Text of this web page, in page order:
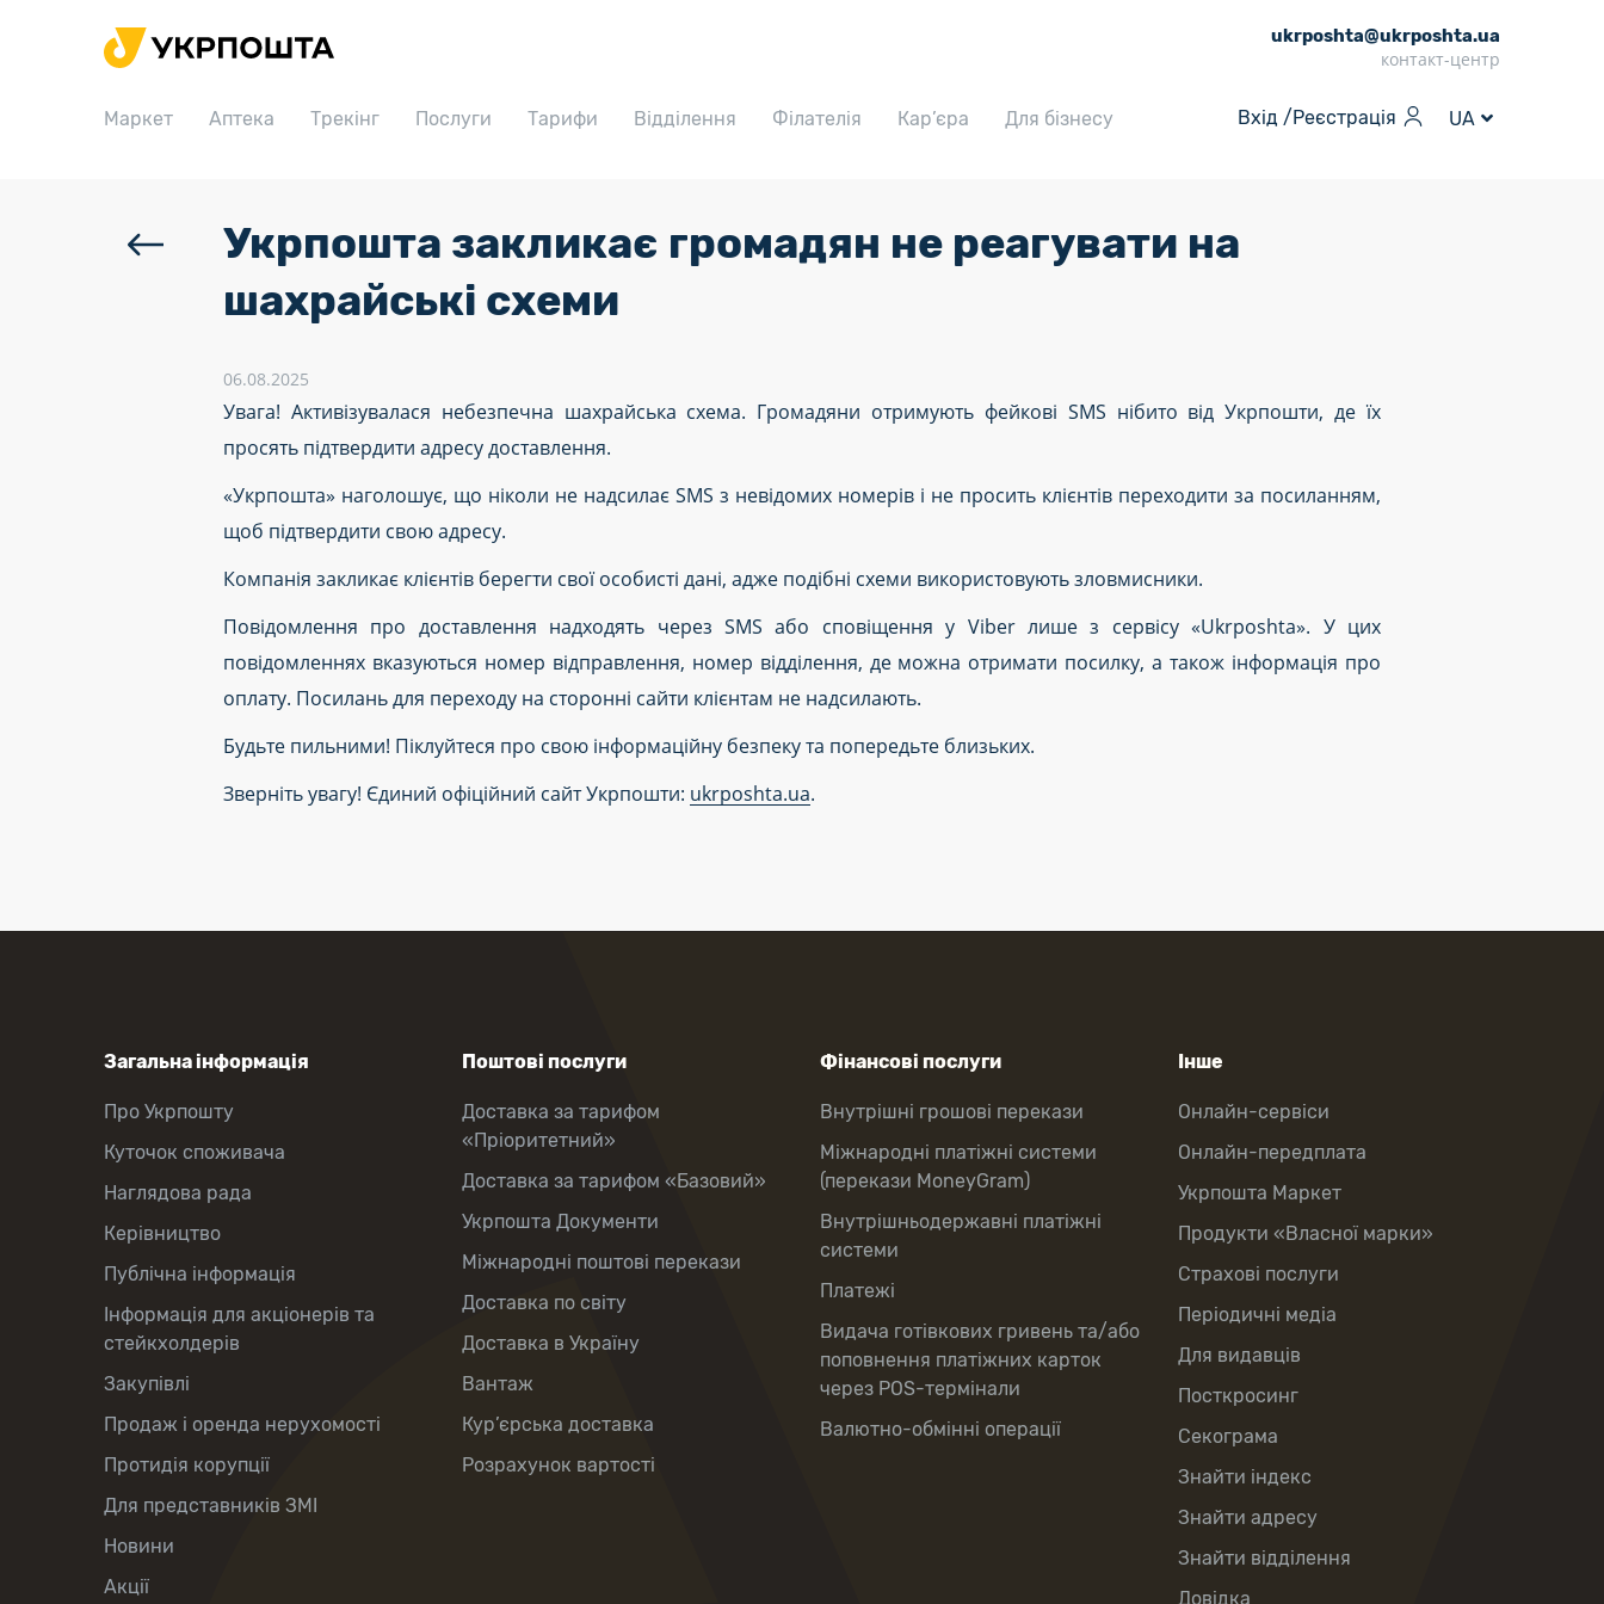
ukrposhta@ukrposhta.ua
контакт-центр
Маркет Аптека Трекінг Послуги Тарифи Відділення Філателія Кар’єра Для бізнесу Вхід /Реєстрація UA
Головна
Аптека
Укрпошта закликає громадян не реагувати на
шахрайські схеми
06.08.2025
Увага! Активізувалася небезпечна шахрайська схема. Громадяни отримують фейкові SMS нібито від Укрпошти, де їх
просять підтвердити адресу доставлення.
«Укрпошта» наголошує, що ніколи не надсилає SMS з невідомих номерів і не просить клієнтів переходити за посиланням,
щоб підтвердити свою адресу.
Компанія закликає клієнтів берегти свої особисті дані, адже подібні схеми використовують зловмисники.
Повідомлення про доставлення надходять через SMS або сповіщення у Viber лише з сервісу «Ukrposhta». У цих
повідомленнях вказуються номер відправлення, номер відділення, де можна отримати посилку, а також інформація про
оплату. Посилань для переходу на сторонні сайти клієнтам не надсилають.
Будьте пильними! Піклуйтеся про свою інформаційну безпеку та попередьте близьких.
Зверніть увагу! Єдиний офіційний сайт Укрпошти: ukrposhta.ua.
Загальна інформація
Про Укрпошту
Куточок споживача
Наглядова рада
Керівництво
Публічна інформація
Інформація для акціонерів та
стейкхолдерів
Закупівлі
Продаж і оренда нерухомості
Протидія корупції
Для представників ЗМІ
Новини
Акції
Поштові послуги
Доставка за тарифом
«Пріоритетний»
Доставка за тарифом «Базовий»
Укрпошта Документи
Міжнародні поштові перекази
Доставка по світу
Доставка в Україну
Вантаж
Кур’єрська доставка
Розрахунок вартості
Фінансові послуги
Внутрішні грошові перекази
Міжнародні платіжні системи
(перекази MoneyGram)
Внутрішньодержавні платіжні
системи
Платежі
Видача готівкових гривень та/або
поповнення платіжних карток
через POS-термінали
Валютно-обмінні операції
Інше
Онлайн-сервіси
Онлайн-передплата
Укрпошта Маркет
Продукти «Власної марки»
Страхові послуги
Періодичні медіа
Для видавців
Посткросинг
Секограма
Знайти індекс
Знайти адресу
Знайти відділення
Довідка